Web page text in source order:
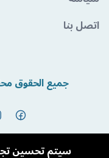
اتصل بنا
جميع الحقوق
سيتم تحسين